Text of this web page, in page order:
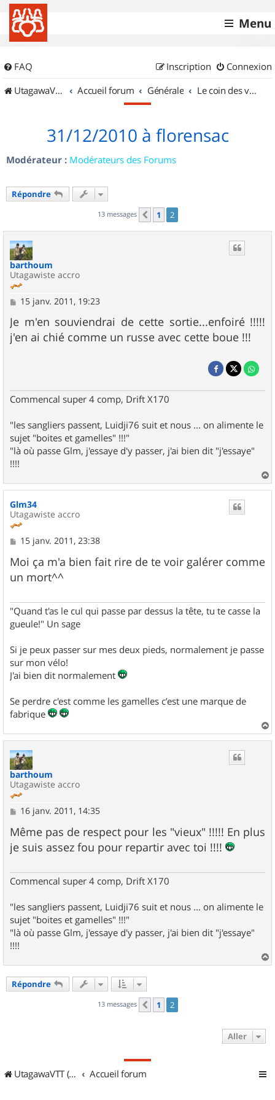
Menu
FAQ Connexion
Inscription
UtagawaVTT (Randos VTT et VTTAE avec traces GPS)
Accueil forum Générale Le coin des vidéastes
31/12/2010 à florensac
Modérateur : Modérateurs des Forums
Répondre
13 messages Précédent
1 2
barthoum
Utagawiste accro
M
s
s
a
15 janv. 2011, 19:23
Je m'en souviendrai de cette sortie...enfoiré !!!!!
j'en ai chié comme un russe avec cette boue !!!
Commencal super 4 comp, Drift X170
"les sangliers passent, Luidji76 suit et nous ... on alimente le
sujet "boites et gamelles" !!!"
"là où passe Glm, j'essaye d'y passer, j'ai bien dit "j'essaye"
!!!!
a
Glm34
Utagawiste accro
M
s
s
a
15 janv. 2011, 23:38
Moi ça m'a bien fait rire de te voir galérer comme
un mort^^
"Quand t'as le cul qui passe par dessus la tête, tu te casse la
gueule!" Un sage
Si je peux passer sur mes deux pieds, normalement je passe
sur mon vélo!
J'ai bien dit normalement
Se perdre c'est comme les gamelles c’est une marque de
fabrique
a
barthoum
Utagawiste accro
M
s
s
a
16 janv. 2011, 14:35
Même pas de respect pour les "vieux" !!!!! En plus
je suis assez fou pour repartir avec toi !!!!
Commencal super 4 comp, Drift X170
"les sangliers passent, Luidji76 suit et nous ... on alimente le
sujet "boites et gamelles" !!!"
"là où passe Glm, j'essaye d'y passer, j'ai bien dit "j'essaye"
!!!!
a
Répondre
13 messages Précédent
1 2
Aller
UtagawaVTT (Randos VTT et VTTAE avec traces GPS) Accueil forum